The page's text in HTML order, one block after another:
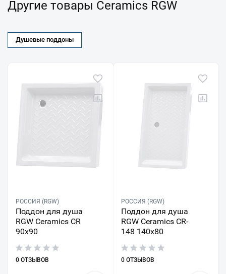
Другие товары Ceramics RGW
Душевые поддоны
РОССИЯ (RGW)
Поддон для душа
RGW Ceramics CR
90х90
0 ОТЗЫВОВ
РОССИЯ (RGW)
Поддон для душа
RGW Ceramics CR-
148 140х80
0 ОТЗЫВОВ